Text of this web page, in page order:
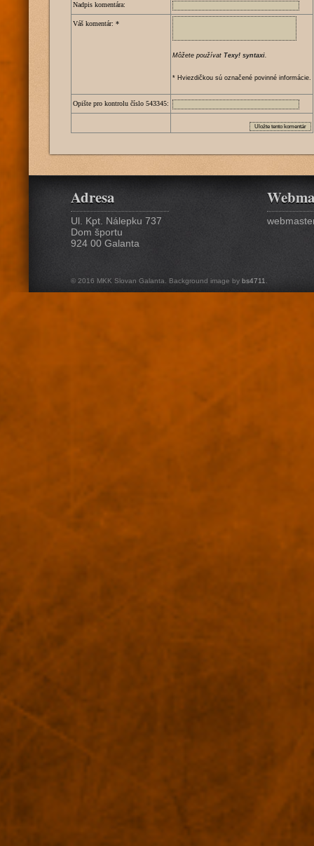
Nadpis komentára:
Váš komentár: *
Môžete používat Texy! syntaxi.
* Hviezdičkou sú označené povinné informácie.
Opište pro kontrolu číslo 543345:
Adresa
Ul. Kpt. Nálepku 737
Dom športu
924 00 Galanta
© 2016 MKK Slovan Galanta. Background image by bs4711